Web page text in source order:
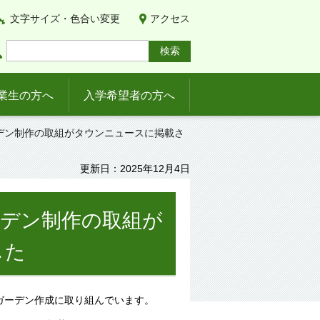
文字サイズ・色合い変更 アクセス
生の方へ 入学希望者の方へ
制作の取組がタウンニュースに掲載さ
更新日：2025年12月4日
ン制作の取組が
デン作成に取り組んでいます。